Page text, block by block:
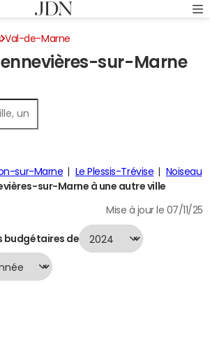
Val-de-Marne
Dette au 31/12/2024sur-Marne
sur-Marne Le Plessis-Trévise
Noiseau
sur-Marne à une autre ville
Mise à jour le 07/11/25
budgétaires de